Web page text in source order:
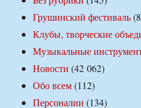
Грушинский фестиваль
Клубы, творческие
Музыкальные
Новости (42 062)
Обо всем(112)
Персоналии (134)